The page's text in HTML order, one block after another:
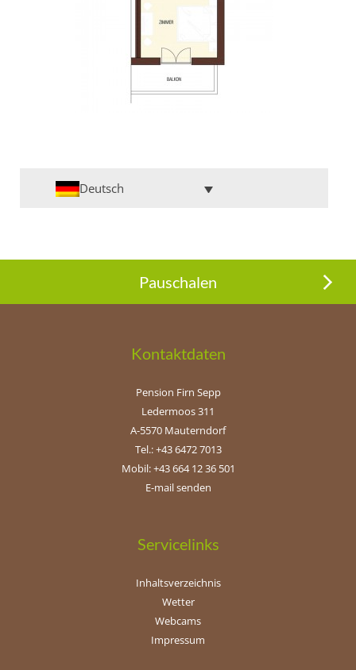
Deutsch
Pauschalen
Kontaktdaten
Pension Firn Sepp
Ledermoos 311
A-5570 Mauterndorf
Tel.: +43 6472 7013
Mobil: +43 664 12 36 501
E-mail senden
Servicelinks
Inhaltsverzeichnis
Wetter
Webcams
Impressum